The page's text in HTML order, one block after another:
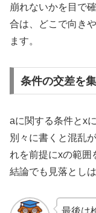
崩れないかを目で
合は、どこで向き
ます。
条件の交差を
aに関する条件とx
別々に書くと混乱
れを前提にxの範囲
結論でも見落とし